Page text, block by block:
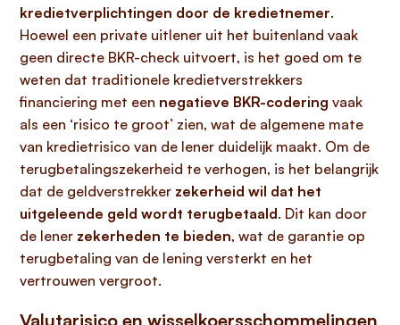
kredietverplichtingen door de kredietnemer.
Hoewel een private uitlener uit het buitenland vaak
geen directe BKR-check uitvoert, is het goed om te
weten dat traditionele kredietverstrekkers
financiering met een negatieve BKR-codering vaak
als een ‘risico te groot’ zien, wat de algemene mate
van kredietrisico van de lener duidelijk maakt. Om de
terugbetalingszekerheid te verhogen, is het belangrijk
dat de geldverstrekker zekerheid wil dat het
uitgeleende geld wordt terugbetaald. Dit kan door
de lener zekerheden te bieden, wat de garantie op
terugbetaling van de lening versterkt en het
vertrouwen vergroot.
Valutarisico en wisselkoersschommelingen